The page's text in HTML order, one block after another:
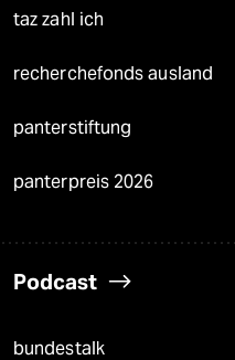
taz zahl ich
recherchefonds ausland
panterstiftung
panterpreis 2026
Podcast
bundestalk